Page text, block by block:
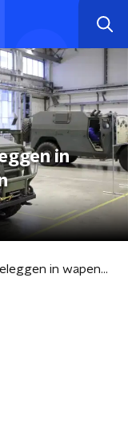
in
PAX: Advies om te beleggen in wapens is stap terug in ontwikkeling